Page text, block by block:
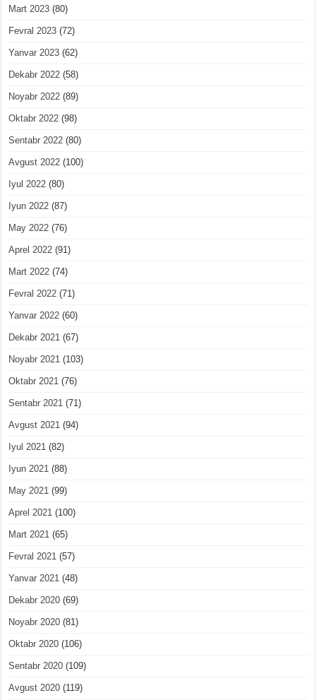
Mart 2023 (80)
Fevral 2023 (72)
Yanvar 2023 (62)
Dekabr 2022 (58)
Noyabr 2022 (89)
Oktabr 2022 (98)
Sentabr 2022 (80)
Avgust 2022 (100)
Iyul 2022 (80)
Iyun 2022 (87)
May 2022 (76)
Aprel 2022 (91)
Mart 2022 (74)
Fevral 2022 (71)
Yanvar 2022 (60)
Dekabr 2021 (67)
Noyabr 2021 (103)
Oktabr 2021 (76)
Sentabr 2021 (71)
Avgust 2021 (94)
Iyul 2021 (82)
Iyun 2021 (88)
May 2021 (99)
Aprel 2021 (100)
Mart 2021 (65)
Fevral 2021 (57)
Yanvar 2021 (48)
Dekabr 2020 (69)
Noyabr 2020 (81)
Oktabr 2020 (106)
Sentabr 2020 (109)
Avgust 2020 (119)